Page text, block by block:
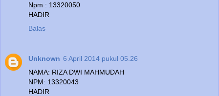
Npm : 13320050
HADIR
Balas
Unknown 6 April 2014 pukul 05.26
NAMA: RIZA DWI MAHMUDAH
NPM: 13320043
HADIR